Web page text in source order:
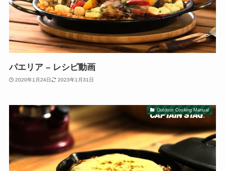
パエリア – レシピ動画
2020年1月24日 2023年1月31日
Outdoor Cooking Manual